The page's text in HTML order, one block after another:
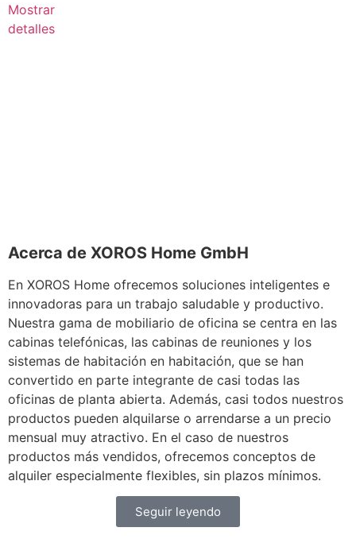
Mostrar
detalles
Acerca de XOROS Home GmbH
En XOROS Home ofrecemos soluciones inteligentes e
innovadoras para un trabajo saludable y productivo.
Nuestra gama de mobiliario de oficina se centra en las
cabinas telefónicas, las cabinas de reuniones y los
sistemas de habitación en habitación, que se han
convertido en parte integrante de casi todas las
oficinas de planta abierta. Además, casi todos nuestros
productos pueden alquilarse o arrendarse a un precio
mensual muy atractivo. En el caso de nuestros
productos más vendidos, ofrecemos conceptos de
alquiler especialmente flexibles, sin plazos mínimos.
Seguir leyendo